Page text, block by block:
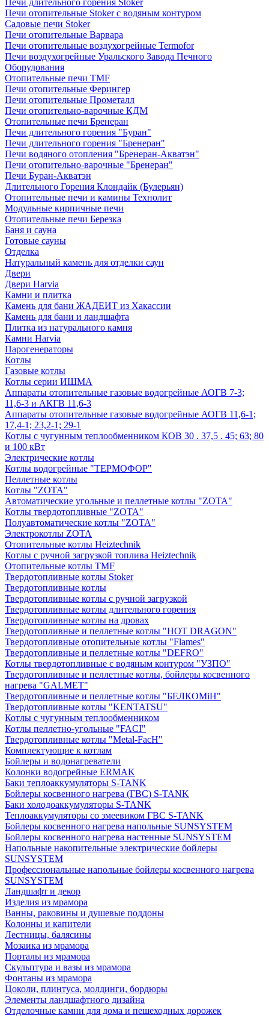
Печи длительного горения Stoker
Печи отопительные Stoker с водяным контуром
Садовые печи Stoker
Печи отопительные Варвара
Печи отопительные воздухогрейные Termofor
Печи воздухогрейные Уральского Завода Печного
Оборудования
Отопительные печи TMF
Печи отопительные Ферингер
Печи отопительные Прометалл
Печи отопительно-варочные КДМ
Отопительные печи Бренеран
Печи длительного горения "Буран"
Печи длительного горения "Бренеран"
Печи водяного отопления "Бренеран-Акватэн"
Печи отопительно-варочные "Бренеран"
Печи Буран-Акватэн
Длительного Горения Клондайк (Булерьян)
Отопительные печи и камины Технолит
Модульные кирпичные печи
Отопительные печи Березка
Баня и сауна
Готовые сауны
Отделка
Натуральный камень для отделки саун
Двери
Двери Harvia
Камни и плитка
Камень для бани ЖАДЕИТ из Хакассии
Камень для бани и ландшафта
Плитка из натурального камня
Камни Harvia
Парогенераторы
Котлы
Газовые котлы
Котлы серии ИШМА
Аппараты отопительные газовые водогрейные АОГВ 7-3;
11,6-3 и АКГВ 11,6-3
Аппараты отопительные газовые водогрейные АОГВ 11,6-1;
17,4-1; 23,2-1; 29-1
Котлы с чугунным теплообменником КОВ 30 . 37,5 . 45; 63; 80
и 100 кВт
Электрические котлы
Котлы водогрейные "ТЕРМОФОР"
Пеллетные котлы
Котлы "ZOTA"
Автоматические угольные и пеллетные котлы "ZOTA"
Котлы твердотопливные "ZOTA"
Полуавтоматические котлы "ZOTA"
Электрокотлы ZOTA
Отопительные котлы Heiztechnik
Котлы с ручной загрузкой топлива Heiztechnik
Отопительные котлы TMF
Твердотопливные котлы Stoker
Твердотопливные котлы
Твердотопливные котлы с ручной загрузкой
Твердотопливные котлы длительного горения
Твердотопливные котлы на дровах
Твердотопливные и пеллетные котлы "HOT DRAGON"
Твердотопливные отопительные котлы "Flames"
Твердотопливные и пеллетные котлы "DEFRO"
Котлы твердотопливные с водяным контуром "УЗПО"
Твердотопливные и пеллетные котлы, бойлеры косвенного
нагрева "GALMET"
Твердотопливные и пеллетные котлы "БЕЛКОМiН"
Твердотопливные котлы "KENTATSU"
Котлы с чугунным теплообменником
Котлы пеллетно-угольные "FACI"
Твердотопливные котлы "Metal-FacH"
Комплектующие к котлам
Бойлеры и водонагреватели
Колонки водогрейные ERMAK
Баки теплоаккумуляторы S-TANK
Бойлеры косвенного нагрева (ГВС) S-TANK
Баки холодоаккумуляторы S-TANK
Теплоаккумуляторы со змеевиком ГВС S-TANK
Бойлеры косвенного нагрева напольные SUNSYSTEM
Бойлеры косвенного нагрева настенные SUNSYSTEM
Напольные накопительные электрические бойлеры
SUNSYSTEM
Профессиональные напольные бойлеры косвенного нагрева
SUNSYSTEM
Ландшафт и декор
Изделия из мрамора
Ванны, раковины и душевые поддоны
Колонны и капители
Лестницы, балясины
Мозаика из мрамора
Порталы из мрамора
Скульптура и вазы из мрамора
Фонтаны из мрамора
Цоколи, плинтуса, молдинги, бордюры
Элементы ландшафтного дизайна
Отделочные камни для дома и пешеходных дорожек